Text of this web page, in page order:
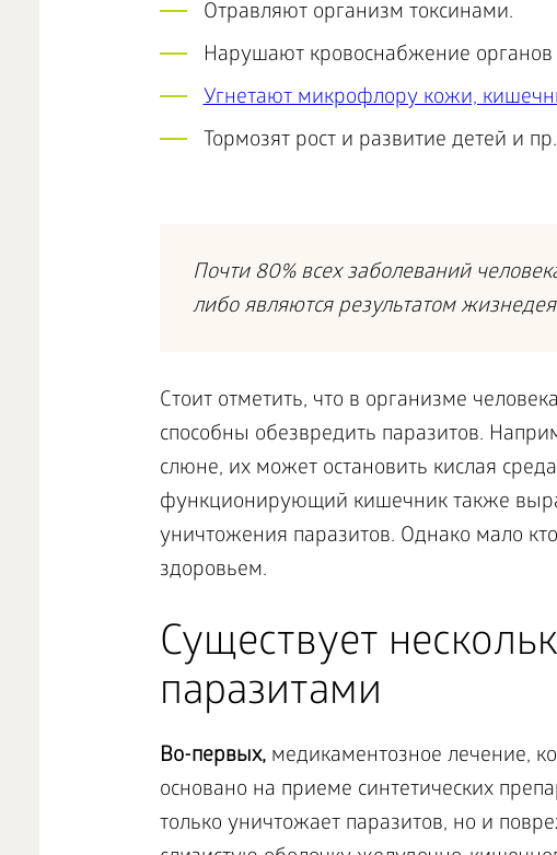
Отравляют организм токсинами.
Нарушают кровоснабжение
Угнетают микрофлору кожи,
Тормозят рост и развитие детей и пр.
Почти 80% всех заболеваний
либо являются результатом
Стоит отметить, что в организме
способны обезвредить паразитов.
слюне, их может остановить кислая
функционирующий кишечник также
уничтожения паразитов. Однако мало
здоровьем.
Существует
паразитами
Во-первых, медикаментозное лечение,
основано на приеме синтетических
только уничтожает паразитов, но и